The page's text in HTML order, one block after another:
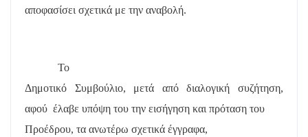
αποφασίσει σχετικά με την αναβολή.
Το
Δημοτικό Συμβούλιο, μετά από διαλογική συζήτηση,
αφού έλαβε υπόψη του την εισήγηση και πρόταση του
Προέδρου, τα ανωτέρω σχετικά έγγραφα,